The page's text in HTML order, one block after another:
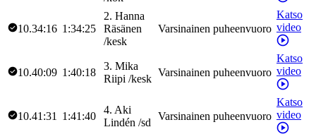
10.34:16 1:34:25
2. Hanna
Räsänen
/kesk
Varsinainen puheenvuoro
Katso
video
10.40:09 1:40:18
3. Mika
Riipi /kesk
Varsinainen puheenvuoro
Katso
video
10.41:31 1:41:40
4. Aki
Lindén /sd
Varsinainen puheenvuoro
Katso
video